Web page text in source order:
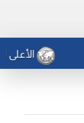
الأعلى